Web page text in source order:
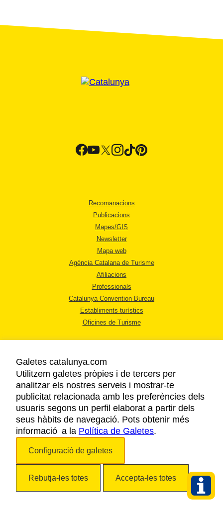
Recomanacions
Publicacions
Mapes/GIS
Newsletter
Mapa web
Agència Catalana de Turisme
Afiliacions
Professionals
Catalunya Convention Bureau
Establiments turístics
Oficines de Turisme
AVÍS LEGAL
POLÍTICA DE PRIVACITAT
COOKIES
ACCESSIBILITAT
Galetes catalunya.com
Utilitzem galetes pròpies i de tercers per
analitzar els nostres serveis i mostrar-te
publicitat relacionada amb les preferències dels
usuaris segons un perfil elaborat a partir dels
seus hàbits de navegació. Pots obtenir més
informació a la Política de Galetes.
Configuració de galetes
Rebutja-les totes Accepta-les totes